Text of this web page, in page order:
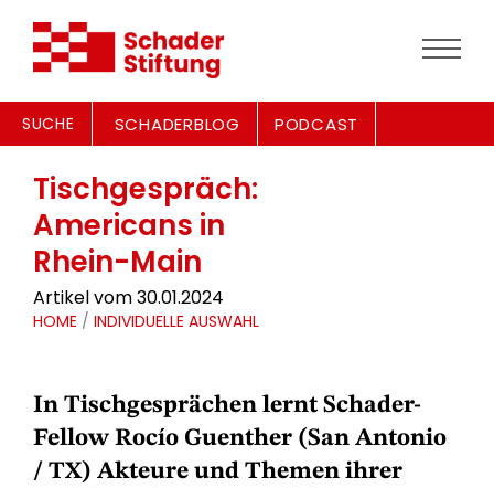
SUCHE SCHADERBLOG PODCAST
Tischgespräch:
Americans in
Rhein-Main
Artikel vom 30.01.2024
HOME / INDIVIDUELLE AUSWAHL
In Tischgesprächen lernt Schader-
Fellow Rocío Guenther (San Antonio
/ TX) Akteure und Themen ihrer